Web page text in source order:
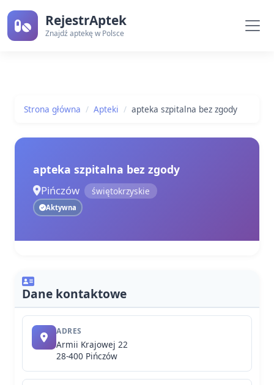
RejestrAptek
Znajdź aptekę w Polsce
Strona główna Apteki apteka szpitalna bez zgody
apteka szpitalna bez zgody
Pińczów świętokrzyskie
Aktywna
Dane kontaktowe
ADRES
Armii Krajowej 22
28-400 Pińczów